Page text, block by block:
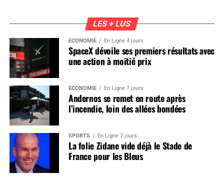
LES + LUS
ÉCONOMIE En Ligne 4 jours
SpaceX dévoile ses premiers résultats avec
une action à moitié prix
ÉCONOMIE En Ligne 7 jours
Andernos se remet en route après
l’incendie, loin des allées bondées
SPORTS En Ligne 7 jours
La folie Zidane vide déjà le Stade de
France pour les Bleus